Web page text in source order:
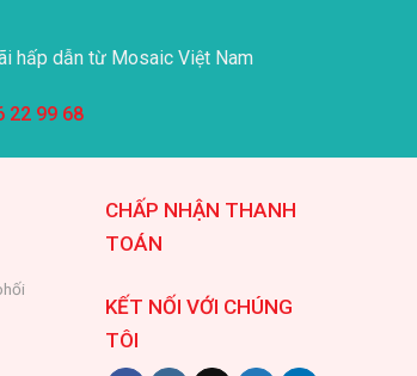
hấp dẫn từ Mosaic Việt Nam
22 99 68
CHẤP NHẬN THANH
TOÁN
KẾT NỐI VỚI CHÚNG
TÔI